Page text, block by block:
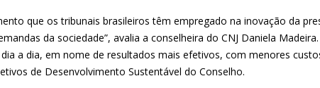
que os tribunais brasileiros têm empregado na inovação da
da sociedade”, avalia a conselheira do CNJ Daniela
a dia, em nome de resultados mais efetivos, com menores
de Desenvolvimento Sustentável do Conselho.